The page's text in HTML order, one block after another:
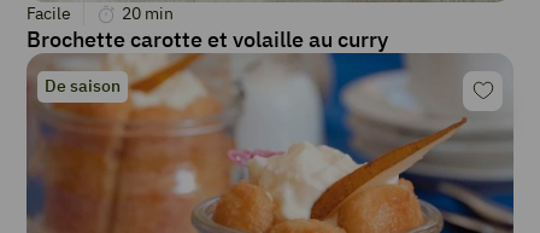
Facile 20 min
Brochette carotte et volaille au curry
De saison